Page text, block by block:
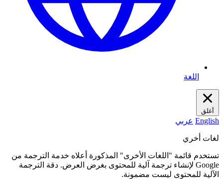
اللغة
أغلق
English عربي
لغات أخري
تستخدم قائمة "اللغات الأخرى" المذكورة أعلاه خدمة الترجمة من
Google لإنشاء ترجمة آلية للمحتوى بغرض العرض. دقة الترجمة
الآلية للمحتوى ليست مضمونة.